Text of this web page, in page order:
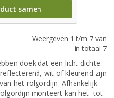
samen
Weergeven 1 t/m 7 van
in totaal 7
doek dat een licht dichte
wit of kleurend zijn
het rolgordijn. Afhankelijk
monteert kan het tot